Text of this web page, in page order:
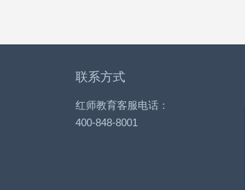
联系方式
红师教育客服电话：
400-848-8001